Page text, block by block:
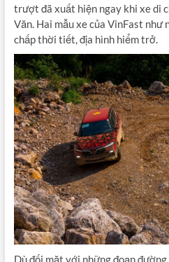
trượt đã xuất hiện ngay khi xe di
Văn. Hai mẫu xe của VinFast như
chấp thời tiết, địa hình hiểm trở.
Dù đối mặt với những đoạn